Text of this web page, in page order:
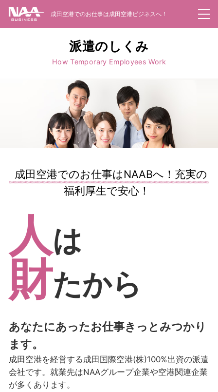
成田空港でのお仕事は成田空港ビジネスへ！
職業紹介のしくみ
お仕事をお探しの方
企業のご担当者様
会社案内 お問い合わせ
新規登録はこちらから
派遣のしくみ
How Temporary Employees Work
成田空港でのお仕事はNAABへ！充実の
福利厚生で安心！
人は
財たから
あなたにあったお仕事きっとみつかり
ます。
成田空港を経営する成田国際空港(株)100%出資の派遣
会社です。就業先はNAAグループ企業や空港関連企業
が多くあります。